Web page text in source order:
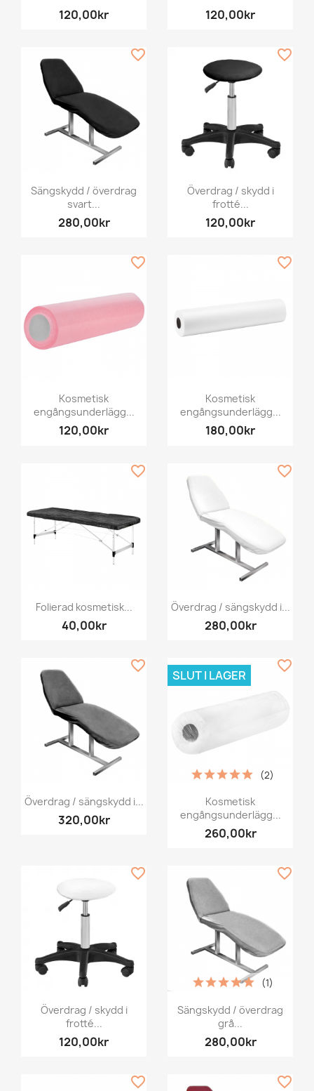
120,00kr 120,00kr
Sängskydd / överdrag
svart...
280,00kr
favorite_border
Överdrag / skydd i
frotté...
120,00kr
favorite_border
Kosmetisk
engångsunderlägg...
120,00kr
favorite_border
Kosmetisk
engångsunderlägg...
180,00kr
favorite_border
Folierad kosmetisk...
40,00kr
favorite_border
Överdrag / sängskydd i...
280,00kr
favorite_border
Överdrag / sängskydd i...
320,00kr
favorite_border
Kosmetisk
engångsunderlägg...
260,00kr
(2)
SLUT I LAGER
favorite_border
Överdrag / skydd i
frotté...
120,00kr
favorite_border
Sängskydd / överdrag
grå...
280,00kr
(1)
favorite_border
favorite_border favorite_border